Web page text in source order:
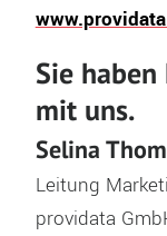
Sie haben
mit uns.
Selina
Leitung
providata